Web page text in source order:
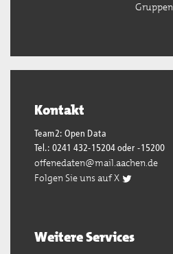
Gruppen
Kontakt
Team2: Open Data
Tel.: 0241 432-15204 oder -15200
offenedaten@mail.aachen.de
Folgen Sie uns auf X
Weitere Services